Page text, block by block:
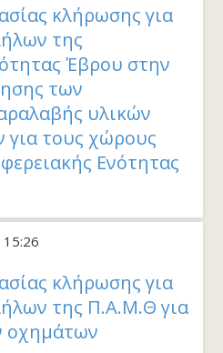
κλήρωσης για
της
Έβρου στην
των
υλικών
τους χώρους
Ενότητας
15:26
κλήρωσης για
της Π.Α.Μ.Θ για
οχημάτων